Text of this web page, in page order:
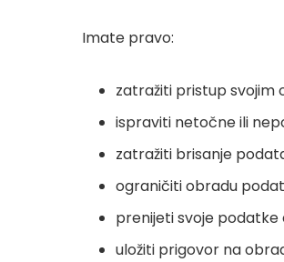
Imate pravo:
zatražiti pristup svojim
ispraviti netočne ili
zatražiti brisanje
ograničiti obradu
prenijeti svoje
uložiti prigovor na